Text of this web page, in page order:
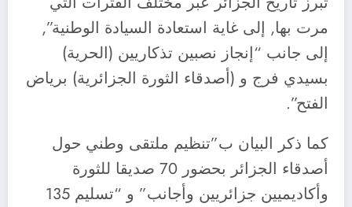
مرت بها, إلى غاية استعادة السيادة الوطنية”,
إلى جانب “إنجاز نصبين تذكاريين (الحرية)
بسيدي فرج و (أصدقاء الثورة الجزائرية) برياض
الفتح”.
كما ذكر البيان ب”تنظيم ملتقى وطني حول
أصدقاء الجزائر بحضور 70 صديقا للثورة
وأكاديميين جزائريين وأجانب” و “تسليم 135